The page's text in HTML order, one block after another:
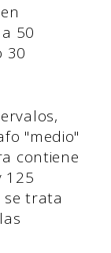
50
30
"medio"
contiene
125
se trata